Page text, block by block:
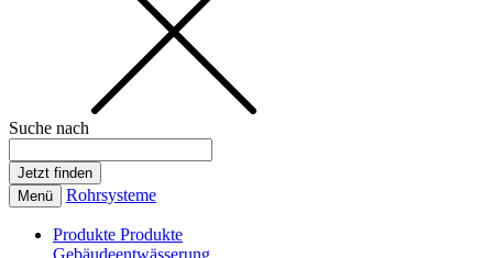
Suche nach
Menü Rohrsysteme
Produkte Produkte